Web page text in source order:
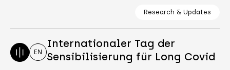
Research & Updates
EN
Internationaler Tag der
Sensibilisierung für Long Covid